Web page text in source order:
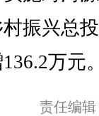
振兴总
万元
责任编